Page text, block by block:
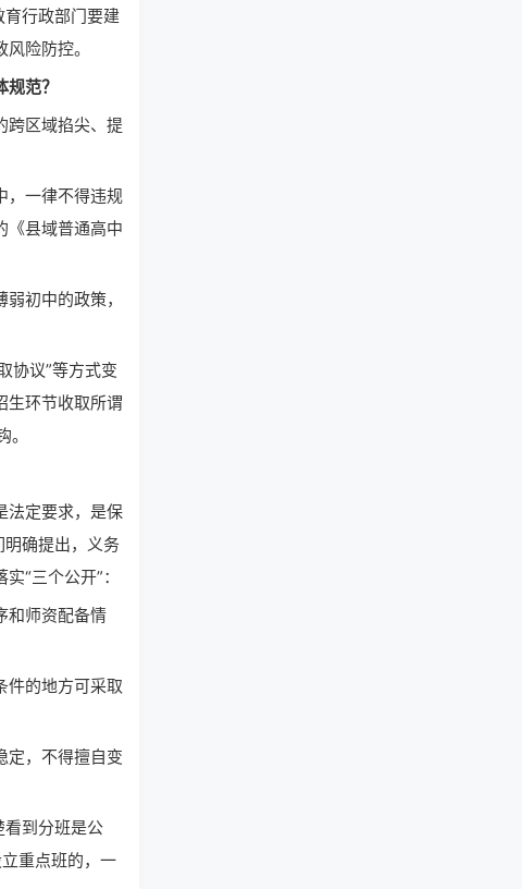
育行政部门要建
险防控。
范？
区域掐尖、提
一律不得违规
《县域普通高中
初中的政策，
协议”等方式变
生环节收取所谓
定要求，是保
明确提出，义务
“三个公开”：
师资配备情
的地方可采取
，不得擅自变
到分班是公
重点班的，一